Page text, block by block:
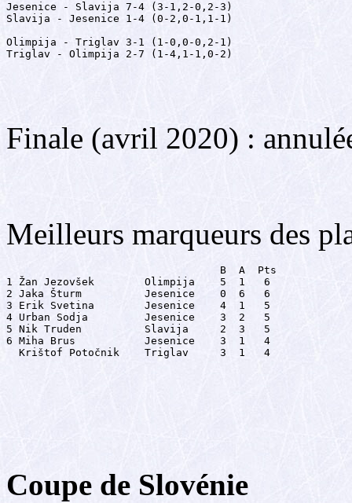
Jesenice - Slavija 7-4 (3-1,2-0,2-3)
Slavija - Jesenice 1-4 (0-2,0-1,1-1)
Olimpija - Triglav 3-1 (1-0,0-0,2-1)
Triglav - Olimpija 2-7 (1-4,1-1,0-2)
Finale (avril 2020) :
Meilleurs marqueurs des
                                  B  A  Pts
1 Žan Jezovšek        Olimpija    5  1   6
2 Jaka Šturm          Jesenice    0  6   6
3 Erik Svetina        Jesenice    4  1   5
4 Urban Sodja         Jesenice    3  2   5
5 Nik Truden          Slavija     2  3   5
6 Miha Brus           Jesenice    3  1   4
  Krištof Potočnik    Triglav     3  1   4
Coupe de Slovénie